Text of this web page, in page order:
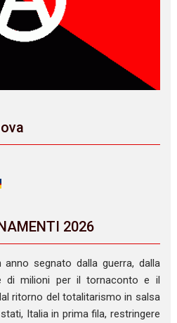
2026
segnato dalla guerra, dalla
di milioni per il tornaconto e il
ritorno del totalitarismo in salsa
Italia in prima fila, restringere